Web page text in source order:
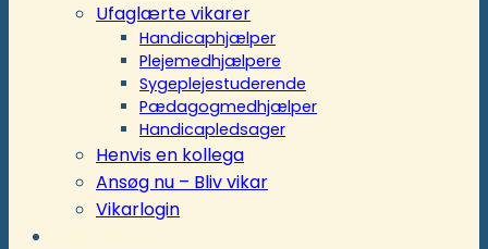
Ufaglærte vikarer
Handicaphjælper
Plejemedhjælpere
Sygeplejestuderende
Pædagogmedhjælper
Handicapledsager
Henvis en kollega
Ansøg nu – Bliv vikar
Vikarlogin